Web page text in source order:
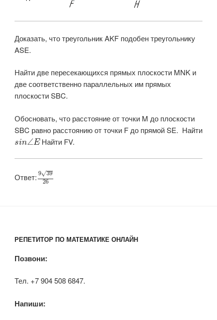
Доказать, что треугольник AKF подобен треугольнику
ASE.
Найти две пересекающихся прямых плоскости MNK и
две соответственно параллельных им прямых
плоскости SBC.
Обосновать, что расстояние от точки M до плоскости
SBC равно расстоянию от точки F до прямой SE. Найти
sin∠E​ Найти FV.
Ответ:​ 9 39
√
26
РЕПЕТИТОР ПО МАТЕМАТИКЕ ОНЛАЙН
Позвони:
Тел. +7 904 508 6847.
Напиши: